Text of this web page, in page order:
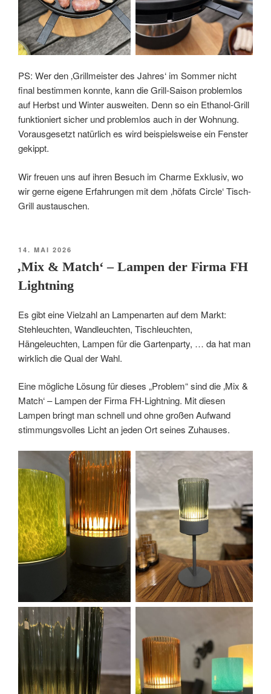
PS: Wer den ‚Grillmeister des Jahres‘ im Sommer nicht
final bestimmen konnte, kann die Grill-Saison problemlos
auf Herbst und Winter ausweiten. Denn so ein Ethanol-Grill
funktioniert sicher und problemlos auch in der Wohnung.
Vorausgesetzt natürlich es wird beispielsweise ein Fenster
gekippt.
Wir freuen uns auf ihren Besuch im Charme Exklusiv, wo
wir gerne eigene Erfahrungen mit dem ‚höfats Circle‘ Tisch-
Grill austauschen.
VERÖFFENTLICHT
14. MAI 2026
‚Mix & Match‘ – Lampen der Firma FH
Lightning
Es gibt eine Vielzahl an Lampenarten auf dem Markt:
Stehleuchten, Wandleuchten, Tischleuchten,
Hängeleuchten, Lampen für die Gartenparty, … da hat man
wirklich die Qual der Wahl.
Eine mögliche Lösung für dieses „Problem“ sind die ‚Mix &
Match‘ – Lampen der Firma FH-Lightning. Mit diesen
Lampen bringt man schnell und ohne großen Aufwand
stimmungsvolles Licht an jeden Ort seines Zuhauses.